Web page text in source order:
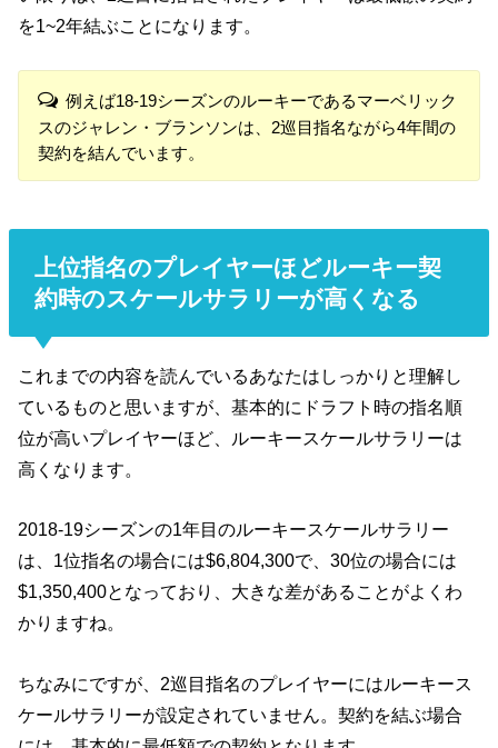
を1~2年結ぶことになります。
例えば18-19シーズンのルーキーであるマーベリック
スのジャレン・ブランソンは、2巡目指名ながら4年間の
契約を結んでいます。
上位指名のプレイヤーほどルーキー契
約時のスケールサラリーが高くなる
これまでの内容を読んでいるあなたはしっかりと理解し
ているものと思いますが、基本的にドラフト時の指名順
位が高いプレイヤーほど、ルーキースケールサラリーは
高くなります。
2018-19シーズンの1年目のルーキースケールサラリー
は、1位指名の場合には$6,804,300で、30位の場合には
$1,350,400となっており、大きな差があることがよくわ
かりますね。
ちなみにですが、2巡目指名のプレイヤーにはルーキース
ケールサラリーが設定されていません。契約を結ぶ場合